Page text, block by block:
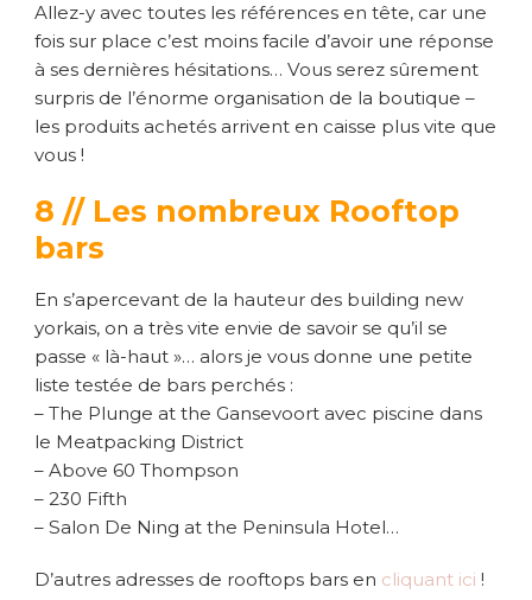
Allez-y avec toutes les références en tête, car une
fois sur place c’est moins facile d’avoir une réponse
à ses dernières hésitations… Vous serez sûrement
surpris de l’énorme organisation de la boutique –
les produits achetés arrivent en caisse plus vite que
vous !
8 // Les nombreux Rooftop
bars
En s’apercevant de la hauteur des building new
yorkais, on a très vite envie de savoir se qu’il se
passe « là-haut »… alors je vous donne une petite
liste testée de bars perchés :
– The Plunge at the Gansevoort avec piscine dans
le Meatpacking District
– Above 60 Thompson
– 230 Fifth
– Salon De Ning at the Peninsula Hotel…
D’autres adresses de rooftops bars en cliquant ici !